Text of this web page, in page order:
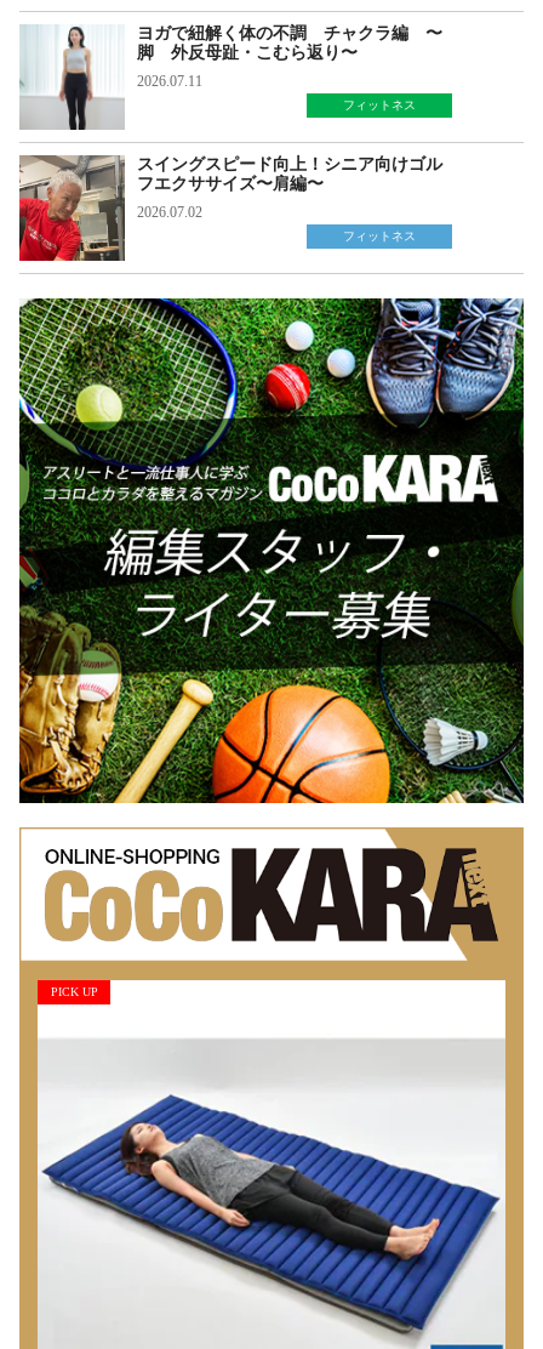
ヨガで紐解く体の不調 チャクラ編 〜
脚 外反母趾・こむら返り〜
2026.07.11
フィットネス
スイングスピード向上！シニア向けゴル
フエクササイズ〜肩編〜
2026.07.02
フィットネス
PICK UP